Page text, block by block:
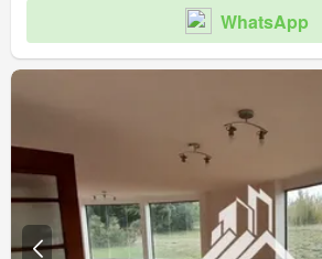
WhatsApp